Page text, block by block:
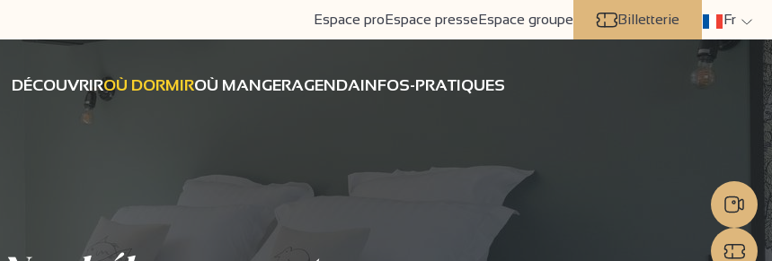
Espace proEspace presseEspace groupe Billetterie Fr
DÉCOUVRIROÙ DORMIROÙ MANGERAGENDAINFOS-PRATIQUES